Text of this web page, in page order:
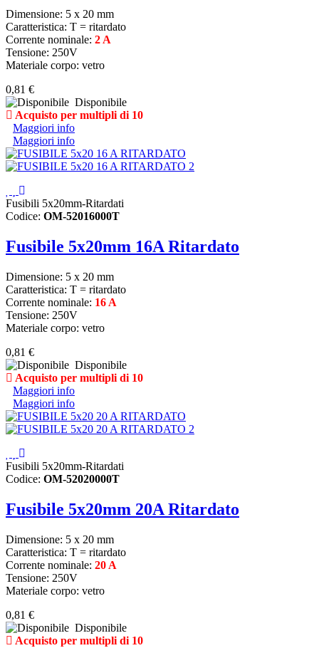
Dimensione: 5 x 20 mm
Caratteristica: T = ritardato
Corrente nominale: 2 A
Tensione: 250V
Materiale corpo: vetro
0,81 €
Disponibile
Acquisto per multipli di 10
Maggiori info
Maggiori info
Fusibili 5x20mm-Ritardati
Codice: OM-52016000T
Fusibile 5x20mm 16A Ritardato
Dimensione: 5 x 20 mm
Caratteristica: T = ritardato
Corrente nominale: 16 A
Tensione: 250V
Materiale corpo: vetro
0,81 €
Disponibile
Acquisto per multipli di 10
Maggiori info
Maggiori info
Fusibili 5x20mm-Ritardati
Codice: OM-52020000T
Fusibile 5x20mm 20A Ritardato
Dimensione: 5 x 20 mm
Caratteristica: T = ritardato
Corrente nominale: 20 A
Tensione: 250V
Materiale corpo: vetro
0,81 €
Disponibile
Acquisto per multipli di 10